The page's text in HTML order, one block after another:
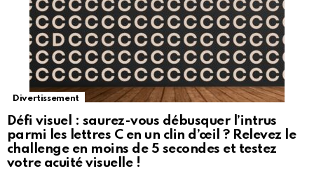
Divertissement
Défi visuel : saurez-vous débusquer l’intrus
parmi les lettres C en un clin d’œil ? Relevez le
challenge en moins de 5 secondes et testez
votre acuité visuelle !